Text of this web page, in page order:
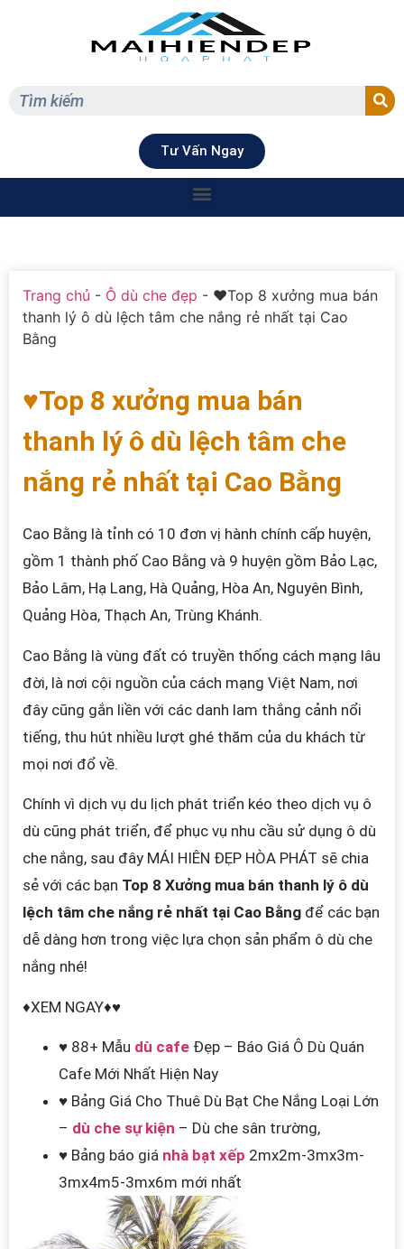
Tư Vấn Ngay
Trang chủ - Ô dù che đẹp - ♥Top 8 xưởng mua bán
thanh lý ô dù lệch tâm che nắng rẻ nhất tại Cao
Bằng
♥Top 8 xưởng mua bán
thanh lý ô dù lệch tâm che
nắng rẻ nhất tại Cao Bằng
Cao Bằng là tỉnh có 10 đơn vị hành chính cấp huyện,
gồm 1 thành phố Cao Bằng và 9 huyện gồm Bảo Lạc,
Bảo Lâm, Hạ Lang, Hà Quảng, Hòa An, Nguyên Bình,
Quảng Hòa, Thạch An, Trùng Khánh.
Cao Bằng là vùng đất có truyền thống cách mạng lâu
đời, là nơi cội nguồn của cách mạng Việt Nam, nơi
đây cũng gắn liền với các danh lam thắng cảnh nổi
tiếng, thu hút nhiều lượt ghé thăm của du khách từ
mọi nơi đổ về.
Chính vì dịch vụ du lịch phát triển kéo theo dịch vụ ô
dù cũng phát triển, để phục vụ nhu cầu sử dụng ô dù
che nắng, sau đây MÁI HIÊN ĐẸP HÒA PHÁT sẽ chia
sẻ với các bạn Top 8 Xưởng mua bán thanh lý ô dù
lệch tâm che nắng rẻ nhất tại Cao Bằng để các bạn
dễ dàng hơn trong việc lựa chọn sản phẩm ô dù che
nắng nhé!
♦XEM NGAY♦♥
♥ 88+ Mẫu dù cafe Đẹp – Báo Giá Ô Dù Quán
Cafe Mới Nhất Hiện Nay
♥ Bảng Giá Cho Thuê Dù Bạt Che Nắng Loại Lớn
– dù che sự kiện – Dù che sân trường,
♥ Bảng báo giá nhà bạt xếp 2mx2m-3mx3m-
3mx4m5-3mx6m mới nhất